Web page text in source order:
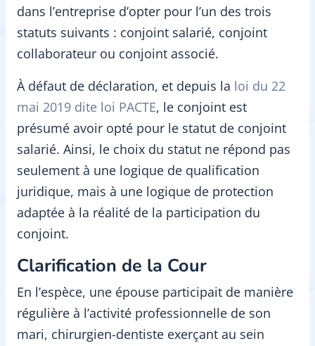
dans l’entreprise d’opter pour l’un des trois
statuts suivants : conjoint salarié, conjoint
collaborateur ou conjoint associé.
À défaut de déclaration, et depuis la loi du 22
mai 2019 dite loi PACTE, le conjoint est
présumé avoir opté pour le statut de conjoint
salarié. Ainsi, le choix du statut ne répond pas
seulement à une logique de qualification
juridique, mais à une logique de protection
adaptée à la réalité de la participation du
conjoint.
Clarification de la Cour
En l’espèce, une épouse participait de manière
régulière à l’activité professionnelle de son
mari, chirurgien-dentiste exerçant au sein